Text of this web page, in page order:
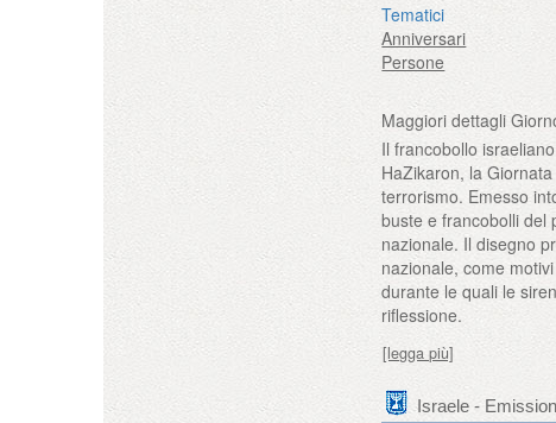
Tematici
Anniversari
Persone
Maggiori dettagli
Il francobollo
HaZikaron, la
terrorismo. Emesso
buste e francobolli del
nazionale. Il disegno
nazionale, come
durante le quali le
riflessione.
[legga più]
Israele -